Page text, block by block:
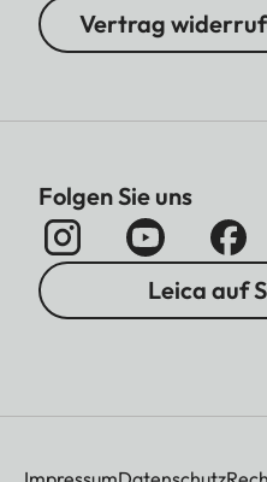
Vertrag
Folgen Sie uns
Leica auf